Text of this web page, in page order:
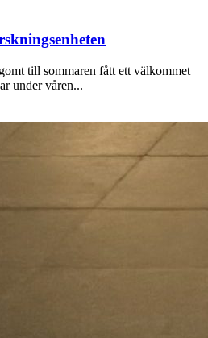
till sommaren fått ett välkommet
under våren...